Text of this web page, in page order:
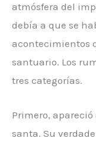
atmósfera del
debía a que se
acontecimientos
santuario. Los
tres categorías.
Primero,
santa. Su